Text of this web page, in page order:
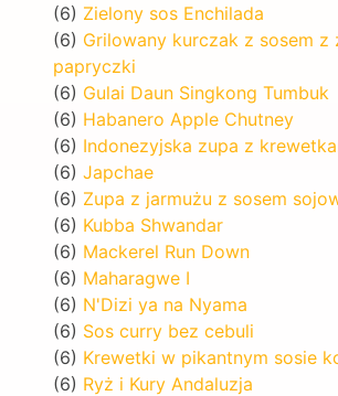
(6) Zielony sos Enchilada
(6) Grilowany kurczak z sosem z
papryczki
(6) Gulai Daun Singkong Tumbuk
(6) Habanero Apple Chutney
(6) Indonezyjska zupa z
(6) Japchae
(6) Zupa z jarmużu z sosem
(6) Kubba Shwandar
(6) Mackerel Run Down
(6) Maharagwe I
(6) N'Dizi ya na Nyama
(6) Sos curry bez cebuli
(6) Krewetki w pikantnym sosie
(6) Ryż i Kury Andaluzja